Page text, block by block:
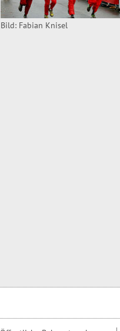
Bild: Fabian Knisel